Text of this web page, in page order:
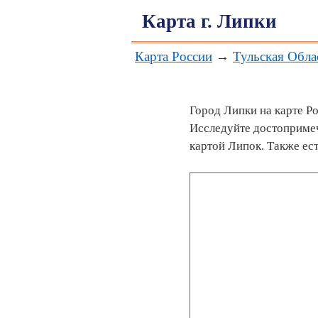
Карта г. Липки
Карта России → Тульская
Город Липки на карте
Исследуйте
картой Липок. Также